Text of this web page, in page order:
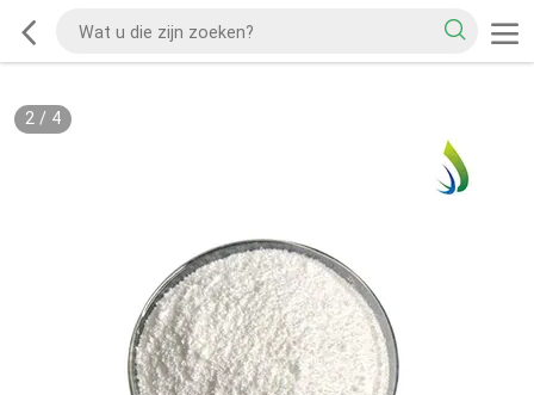
2/ 4